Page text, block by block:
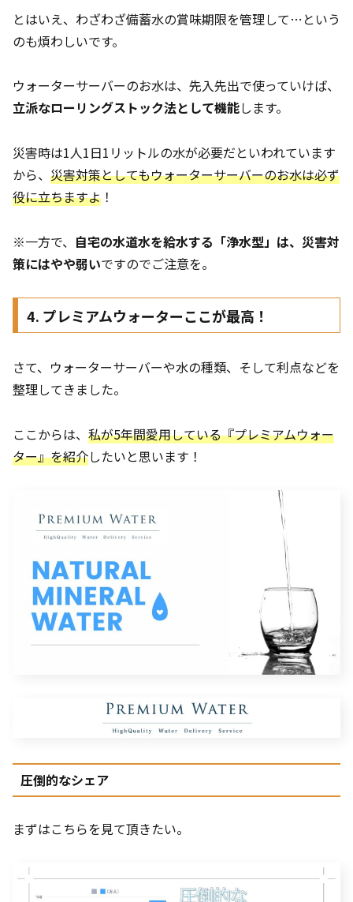
とはいえ、わざわざ備蓄水の賞味期限を管理して…という
のも煩わしいです。
ウォーターサーバーのお水は、先入先出で使っていけば、
立派なローリングストック法として機能します。
災害時は1人1日1リットルの水が必要だといわれています
から、 災害対策としてもウォーターサーバーのお水は必ず
役に立ちますよ ！
※一方で、 自宅の水道水を給水する「浄水型」は、災害対
策にはやや弱いですのでご注意を。
4. プレミアムウォーターここが最高！
さて、ウォーターサーバーや水の種類、そして利点などを
整理してきました。
ここからは、 私が5年間愛用している『プレミアムウォー
ター』を紹介したいと思います！
圧倒的なシェア
まずはこちらを見て頂きたい。